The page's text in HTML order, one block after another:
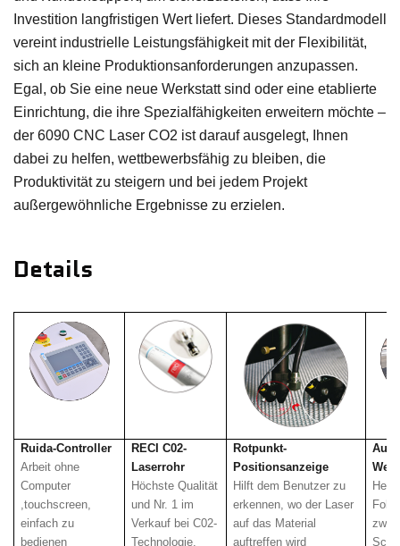
Investition langfristigen Wert liefert. Dieses Standardmodell
vereint industrielle Leistungsfähigkeit mit der Flexibilität,
sich an kleine Produktionsanforderungen anzupassen.
Egal, ob Sie eine neue Werkstatt sind oder eine etablierte
Einrichtung, die ihre Spezialfähigkeiten erweitern möchte –
der 6090 CNC Laser CO2 ist darauf ausgelegt, Ihnen
dabei zu helfen, wettbewerbsfähig zu bleiben, die
Produktivität zu steigern und bei jedem Projekt
außergewöhnliche Ergebnisse zu erzielen.
Details
Ruida-Controller
Arbeit ohne
Computer
,touchscreen,
einfach zu
bedienen
RECI C02-
Laserrohr
Höchste Qualität
und Nr. 1 im
Verkauf bei C02-
Technologie.
Rotpunkt-
Positionsanzeige
Hilft dem Benutzer zu
erkennen, wo der Laser
auf das Material
auftreffen wird